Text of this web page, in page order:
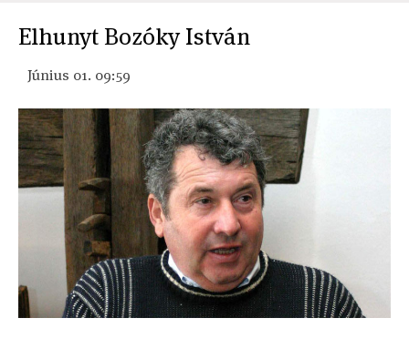
Elhunyt Bozóky István
Június 01. 09:59